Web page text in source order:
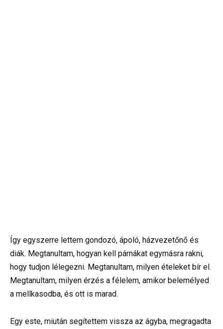
Így egyszerre lettem gondozó, ápoló, házvezetőnő és
diák. Megtanultam, hogyan kell párnákat egymásra rakni,
hogy tudjon lélegezni. Megtanultam, milyen ételeket bír el.
Megtanultam, milyen érzés a félelem, amikor belemélyed
a mellkasodba, és ott is marad.
Egy este, miután segítettem vissza az ágyba, megragadta